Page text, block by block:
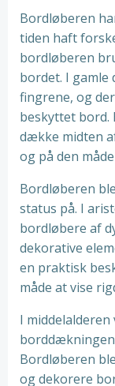
Bordløberen
tiden haft
bordløberen
bordet. I gamle
fingrene, og
beskyttet
dække midten
og på den
Bordløberen
status på. I
bordløbere af
dekorative
en praktisk
måde at vise
I
Bordløberen
og dekorere